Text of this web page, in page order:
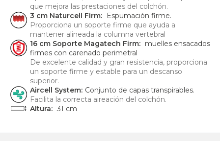
que mejora las prestaciones del colchón.
3 cm Naturcell Firm:
Espumación firme.
Proporciona un soporte firme que ayuda a
mantener alineada la columna vertebral
16 cm Soporte Magatech Firm: muelles ensacados
firmes con carenado perimetral
De excelente calidad y gran resistencia, proporciona
un soporte firme y estable para un descanso
superior.
Aircell System: Conjunto de capas transpirables.
Facilita la correcta aireación del colchón.
Altura: 31 cm